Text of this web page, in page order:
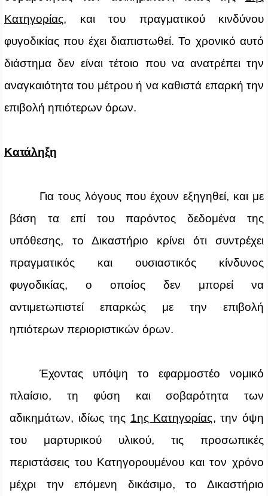
Κατηγορίας, και του πραγματικού κινδύνου
φυγοδικίας που έχει διαπιστωθεί. Το χρονικό αυτό
διάστημα δεν είναι τέτοιο που να ανατρέπει την
αναγκαιότητα του μέτρου ή να καθιστά επαρκή την
επιβολή ηπιότερων όρων.
Κατάληξη
Για τους λόγους που έχουν εξηγηθεί, και με
βάση τα επί του παρόντος δεδομένα της
υπόθεσης, το Δικαστήριο κρίνει ότι συντρέχει
πραγματικός και ουσιαστικός κίνδυνος
φυγοδικίας, ο οποίος δεν μπορεί να
αντιμετωπιστεί επαρκώς με την επιβολή
ηπιότερων περιοριστικών όρων.
Έχοντας υπόψη το εφαρμοστέο νομικό
πλαίσιο, τη φύση και σοβαρότητα των
αδικημάτων, ιδίως της 1ης Κατηγορίας, την όψη
του μαρτυρικού υλικού, τις προσωπικές
περιστάσεις του Κατηγορουμένου και τον χρόνο
μέχρι την επόμενη δικάσιμο, το Δικαστήριο